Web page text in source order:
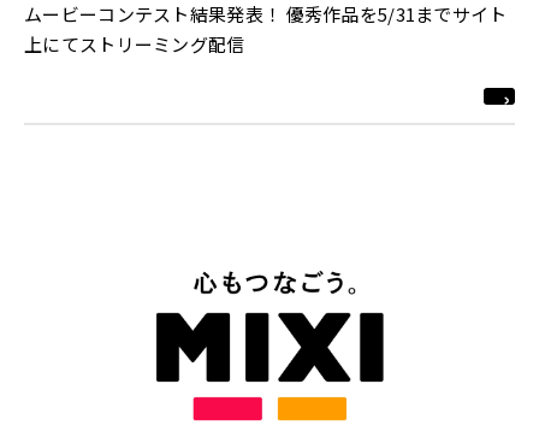
ムービーコンテスト結果発表！ 優秀作品を5/31までサイト
上にてストリーミング配信